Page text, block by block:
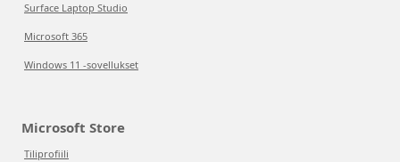
Surface Laptop Studio
Microsoft 365
Windows 11 -sovellukset
Microsoft Store
Tiliprofiili